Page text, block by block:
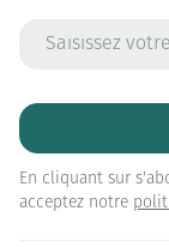
En cliquant sur
acceptez notre